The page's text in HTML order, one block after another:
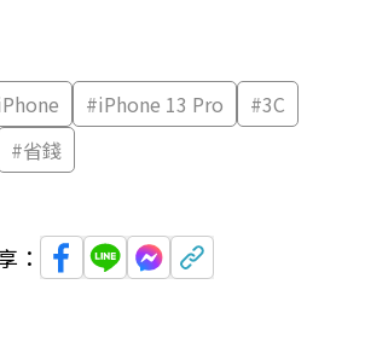
#iPhone 13 Pro #3C
#省錢
：